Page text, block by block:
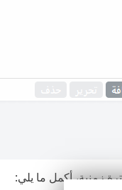
زمنية، أكمل ما يلي: